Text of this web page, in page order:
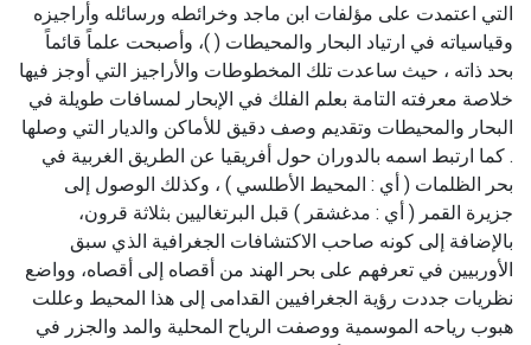
التي اعتمدت على مؤلفات ابن ماجد وخرائطه ورسائله وأراجيزه
وقياسياته في ارتياد البحار والمحيطات ( )، وأصبحت علماً قائماً
بحد ذاته ، حيث ساعدت تلك المخطوطات والأراجيز التي أوجز فيها
خلاصة معرفته التامة بعلم الفلك في الإبحار لمسافات طويلة في
البحار والمحيطات وتقديم وصف دقيق للأماكن والديار التي وصلها
. كما ارتبط اسمه بالدوران حول أفريقيا عن الطريق الغربية في
بحر الظلمات ( أي : المحيط الأطلسي ) ، وكذلك الوصول إلى
جزيرة القمر ( أي : مدغشقر ) قبل البرتغاليين بثلاثة قرون،
بالإضافة إلى كونه صاحب الاكتشافات الجغرافية الذي سبق
الأوربيين في تعرفهم على بحر الهند من أقصاه إلى أقصاه، وواضع
نظريات جددت رؤية الجغرافيين القدامى إلى هذا المحيط وعللت
هبوب رياحه الموسمية ووصفت الرياح المحلية والمد والجزر في